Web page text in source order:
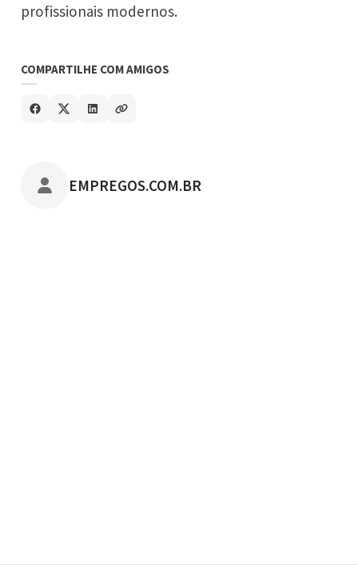
profissionais modernos.
COMPARTILHE COM AMIGOS
POSTADO POR
EMPREGOS.COM.BR